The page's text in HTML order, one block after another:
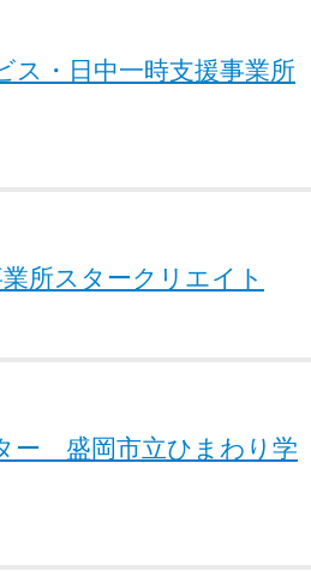
ス・日中一時支援事業所
所スタークリエイト
ー 盛岡市立ひまわり学